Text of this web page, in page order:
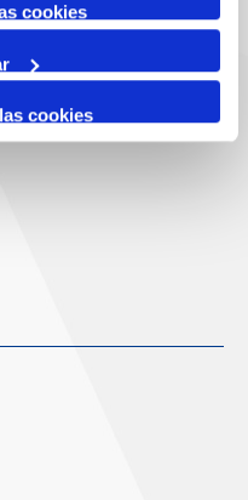
cookies
cookies
n, 43004 Tarragona